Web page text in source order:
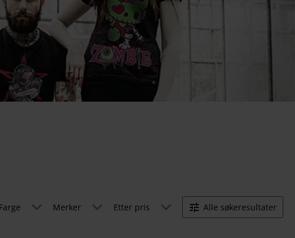
Farge Merker Etter pris Alle søkeresultater